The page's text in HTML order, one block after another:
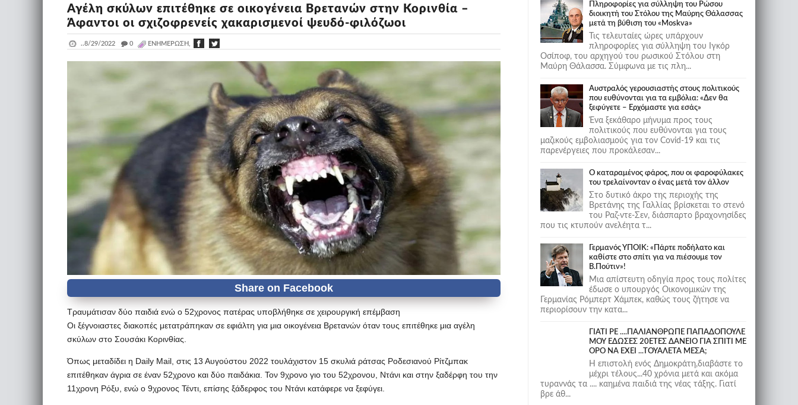
Αγέλη σκύλων επιτέθηκε σε οικογένεια Βρετανών στην Κορινθία –
Άφαντοι οι σχιζοφρενείς χακαρισμενοί ψευδό-φιλόζωοι
..8/29/2022 _ 0 ΕΝΗΜΈΡΩΣΗ,
Τραυμάτισαν δύο παιδιά ενώ ο 52χρονος πατέρας υποβλήθηκε σε χειρουργική επέμβαση
Οι ξέγνοιαστες διακοπές μετατράπηκαν σε εφιάλτη για μια οικογένεια Βρετανών όταν τους επιτέθηκε μια αγέλη
σκύλων στο Σουσάκι Κορινθίας.
Όπως μεταδίδει η Daily Mail, στις 13 Αυγούστου 2022 τουλάχιστον 15 σκυλιά ράτσας Ροδεσιανού Ρίτζμπακ
επιτέθηκαν άγρια σε έναν 52χρονο και δύο παιδάκια. Τον 9χρονο γιο του 52χρονου, Ντάνι και στην ξαδέρφη του την
11χρονη Ρόξυ, ενώ ο 9χρονος Τέντι, επίσης ξάδερφος του Ντάνι κατάφερε να ξεφύγει.
Πληροφορίες για σύλληψη του Ρώσου
διοικητή του Στόλου της Mαύρης Θάλασσας
μετά τη βύθιση του «Moskva»
Τις τελευταίες ώρες υπάρχουν
πληροφορίες για σύλληψη του Ιγκόρ
Οσίποφ, του αρχηγού του ρωσικού Στόλου στη
Μαύρη Θάλασσα. Σύμφωνα με τις πλη...
Αυστραλός γερουσιαστής στους πολιτικούς
που ευθύνονται για τα εμβόλια: «Δεν θα
ξεφύγετε – Ερχόμαστε για εσάς»
Ένα ξεκάθαρο μήνυμα προς τους
πολιτικούς που ευθύνονται για τους
μαζικούς εμβολιασμούς για τον Covid-19 και τις
παρενέργειες που προκάλεσαν...
Ο καταραμένος φάρος, που οι φαροφύλακες
του τρελαίνονταν ο ένας μετά τον άλλον
Στο δυτικό άκρο της περιοχής της
Βρετάνης της Γαλλίας βρίσκεται το στενό
του Ραζ-ντε-Σεν, διάσπαρτο βραχονησίδες
που τις κτυπούν ανελέητα τ...
Γερμανός ΥΠΟΙΚ: «Πάρτε ποδήλατο και
καθίστε στο σπίτι για να πιέσουμε τον
Β.Πούτιν»!
Μια απίστευτη οδηγία προς τους πολίτες
έδωσε ο υπουργός Οικονομικών της
Γερμανίας Ρόμπερτ Χάμπεκ, καθώς τους ζήτησε να
περιορίσουν την κατα...
ΓΙΑΤΙ ΡΕ ....ΠΑΛΙΑΝΘΡΩΠΕ ΠΑΠΑΔΟΠΟΥΛΕ
ΜΟΥ ΕΔΩΣΕΣ 20ΕΤΕΣ ΔΑΝΕΙΟ ΓΙΑ ΣΠΙΤΙ ΜΕ
ΟΡΟ ΝΑ ΕΧΕΙ ...ΤΟΥΑΛΕΤΑ ΜΕΣΑ;
Η επιστολή ενός Δημοκράτη,διαβάστε το
μέχρι τέλους...40 χρόνια μετά και ακόμα
τυραννάς τα .... καημένα παιδιά της νέας τάξης. Γιατί
βρε άθ...